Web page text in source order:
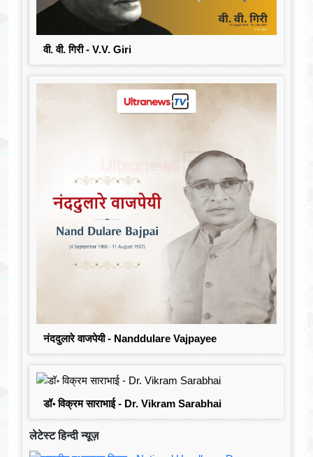
वी. वी. गिरी - V.V. Giri
नंददुलारे वाजपेयी - Nanddulare Vajpayee
डॉ॰ विक्रम साराभाई - Dr. Vikram Sarabhai
लेटेस्ट हिन्दी न्यूज़